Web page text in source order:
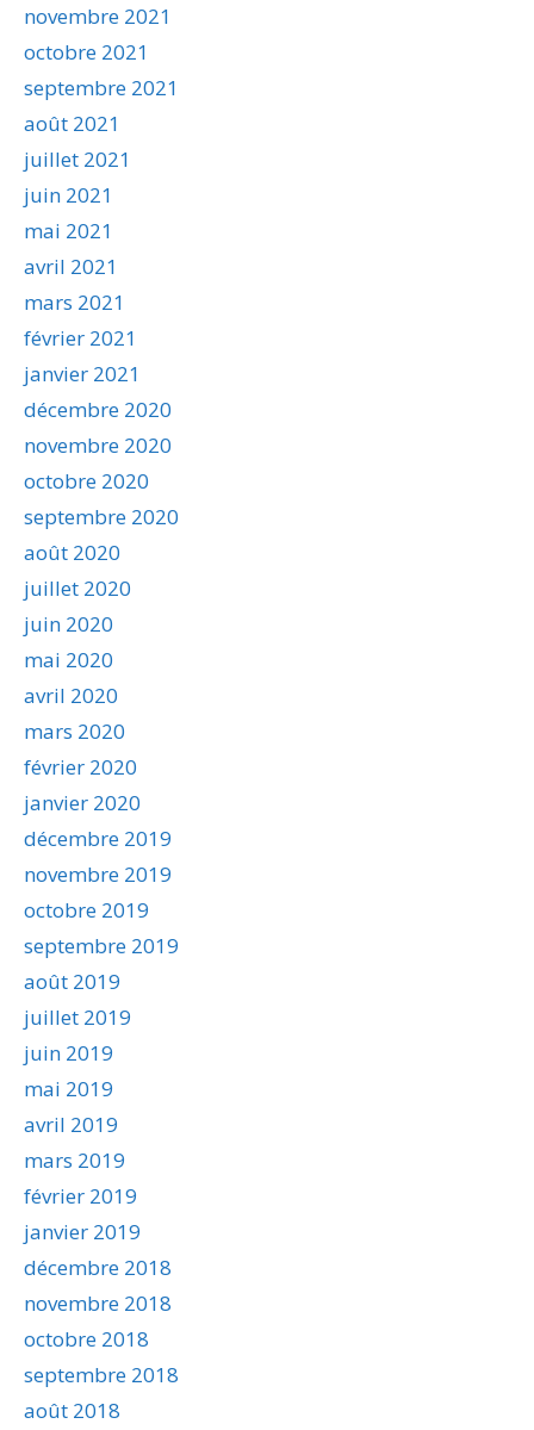
novembre 2021
octobre 2021
septembre 2021
août 2021
juillet 2021
juin 2021
mai 2021
avril 2021
mars 2021
février 2021
janvier 2021
décembre 2020
novembre 2020
octobre 2020
septembre 2020
août 2020
juillet 2020
juin 2020
mai 2020
avril 2020
mars 2020
février 2020
janvier 2020
décembre 2019
novembre 2019
octobre 2019
septembre 2019
août 2019
juillet 2019
juin 2019
mai 2019
avril 2019
mars 2019
février 2019
janvier 2019
décembre 2018
novembre 2018
octobre 2018
septembre 2018
août 2018